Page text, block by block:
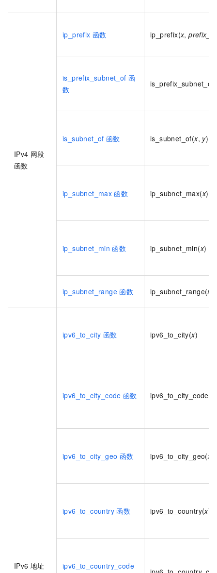
IPv4 网段
函数
ip_prefix 函数 ip_prefix(x,
is_prefix_subnet_of 函
数
is_prefix_subnet_of(
is_subnet_of 函数 is_subnet_of(x, y)
ip_subnet_max 函数 ip_subnet_max(x)
ip_subnet_min 函数 ip_subnet_min(x)
ip_subnet_range 函数 ip_subnet_range(x
IPv6 地址
ipv6_to_city 函数 ipv6_to_city(x)
ipv6_to_city_code 函数 ipv6_to_city_code(
ipv6_to_city_geo 函数 ipv6_to_city_geo(x
ipv6_to_country 函数 ipv6_to_country(x)
ipv6_to_country_code